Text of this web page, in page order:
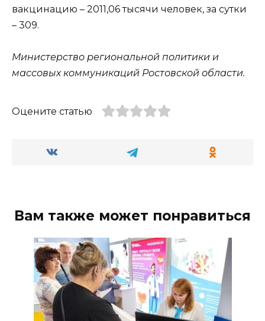
вакцинацию – 2011,06 тысячи человек, за сутки
– 309.
Министерство региональной политики и
массовых коммуникаций Ростовской области.
Оцените статью
Вам также может понравиться